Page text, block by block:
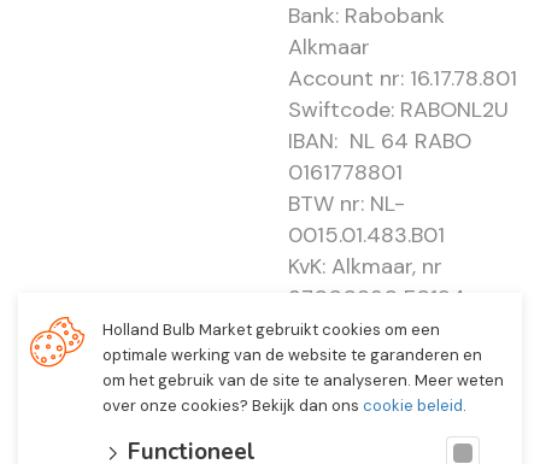
Bank: Rabobank
Alkmaar
Account nr: 16.17.78.801
Swiftcode: RABONL2U
IBAN: NL 64 RABO
0161778801
BTW nr: NL-
0015.01.483.B01
KvK: Alkmaar, nr
37000830 E0194 -
EBO 505
Holland Bulb Market gebruikt cookies om een
optimale werking van de website te garanderen en
om het gebruik van de site te analyseren. Meer weten
over onze cookies? Bekijk dan ons cookie beleid.
Functioneel